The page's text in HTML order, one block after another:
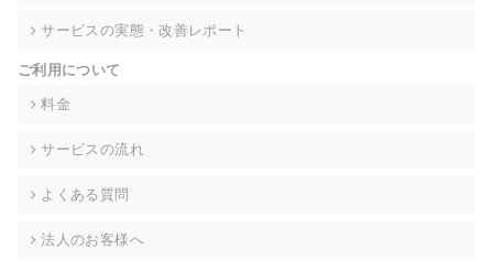
的な期間内に対応いたします。ただし、申請が本人確認が不可
により、ご希望に添えない場合があります。 なお、アクセスロ
グなどの個人情報以外の情報については、原則として開示等は
株式会社div 個人情報問合せ窓口
メールアドレス:privacy_policy@di-v.co.jp
サービスの実態・改善レポート
ご利用について
料金
サービスの流れ
よくある質問
法人のお客様へ